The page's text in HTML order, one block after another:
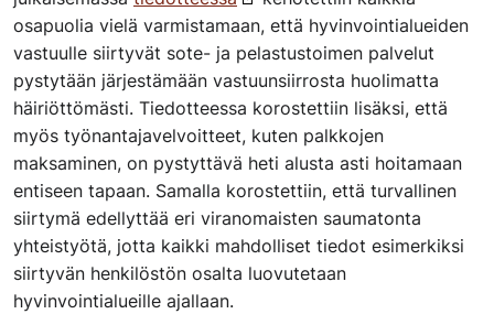
osapuolia vielä varmistamaan, että hyvinvointialueiden
vastuulle siirtyvät sote- ja pelastustoimen palvelut
pystytään järjestämään vastuunsiirrosta huolimatta
häiriöttömästi. Tiedotteessa korostettiin lisäksi, että
myös työnantajavelvoitteet, kuten palkkojen
maksaminen, on pystyttävä heti alusta asti hoitamaan
entiseen tapaan. Samalla korostettiin, että turvallinen
siirtymä edellyttää eri viranomaisten saumatonta
yhteistyötä, jotta kaikki mahdolliset tiedot esimerkiksi
siirtyvän henkilöstön osalta luovutetaan
hyvinvointialueille ajallaan.